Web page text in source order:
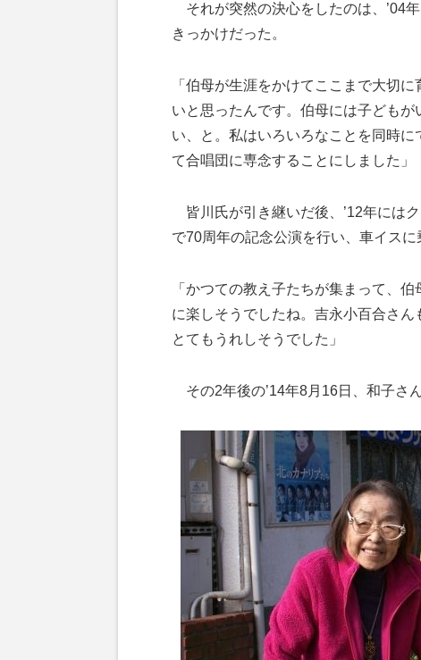
それが突然の決心をしたのは、’04
きっかけだった。
「伯母が生涯をかけてここまで大切
いと思ったんです。伯母には子ども
い、と。私はいろいろなことを同時
て合唱団に専念することにしました」
皆川氏が引き継いだ後、’12年には
で70周年の記念公演を行い、車イス
「かつての教え子たちが集まって、
に楽しそうでしたね。吉永小百合さ
とてもうれしそうでした」
その2年後の’14年8月16日、和子さ